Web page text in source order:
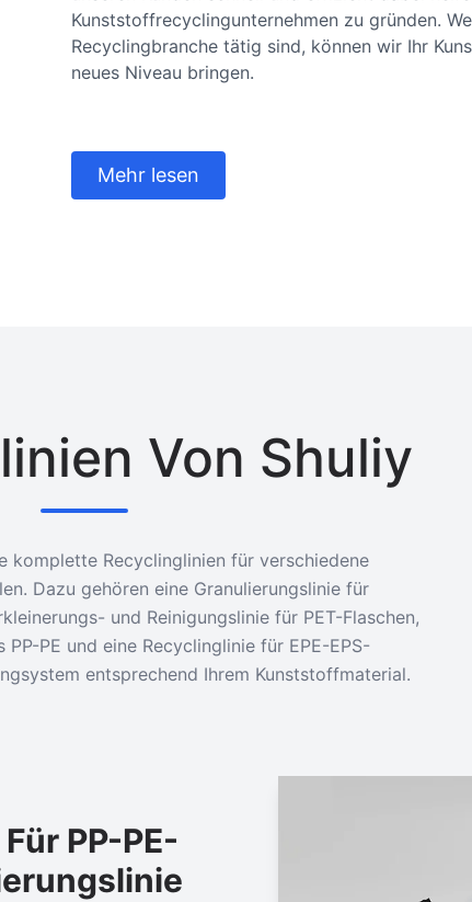
Kunststoffrecyclingunternehmen zu gründen.
Recyclingbranche tätig sind, können wir Ihr
neues Niveau bringen.
Mehr lesen
Von Shuliy
komplette Recyclinglinien für verschiedene
Dazu gehören eine Granulierungslinie für
und Reinigungslinie für PET-Flaschen,
PE und eine Recyclinglinie für EPE-EPS-
entsprechend Ihrem Kunststoffmaterial.
PP-PE-